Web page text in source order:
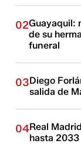
02Guayaquil:
de su
funeral
03Diego
salida de
04Real
hasta 2033